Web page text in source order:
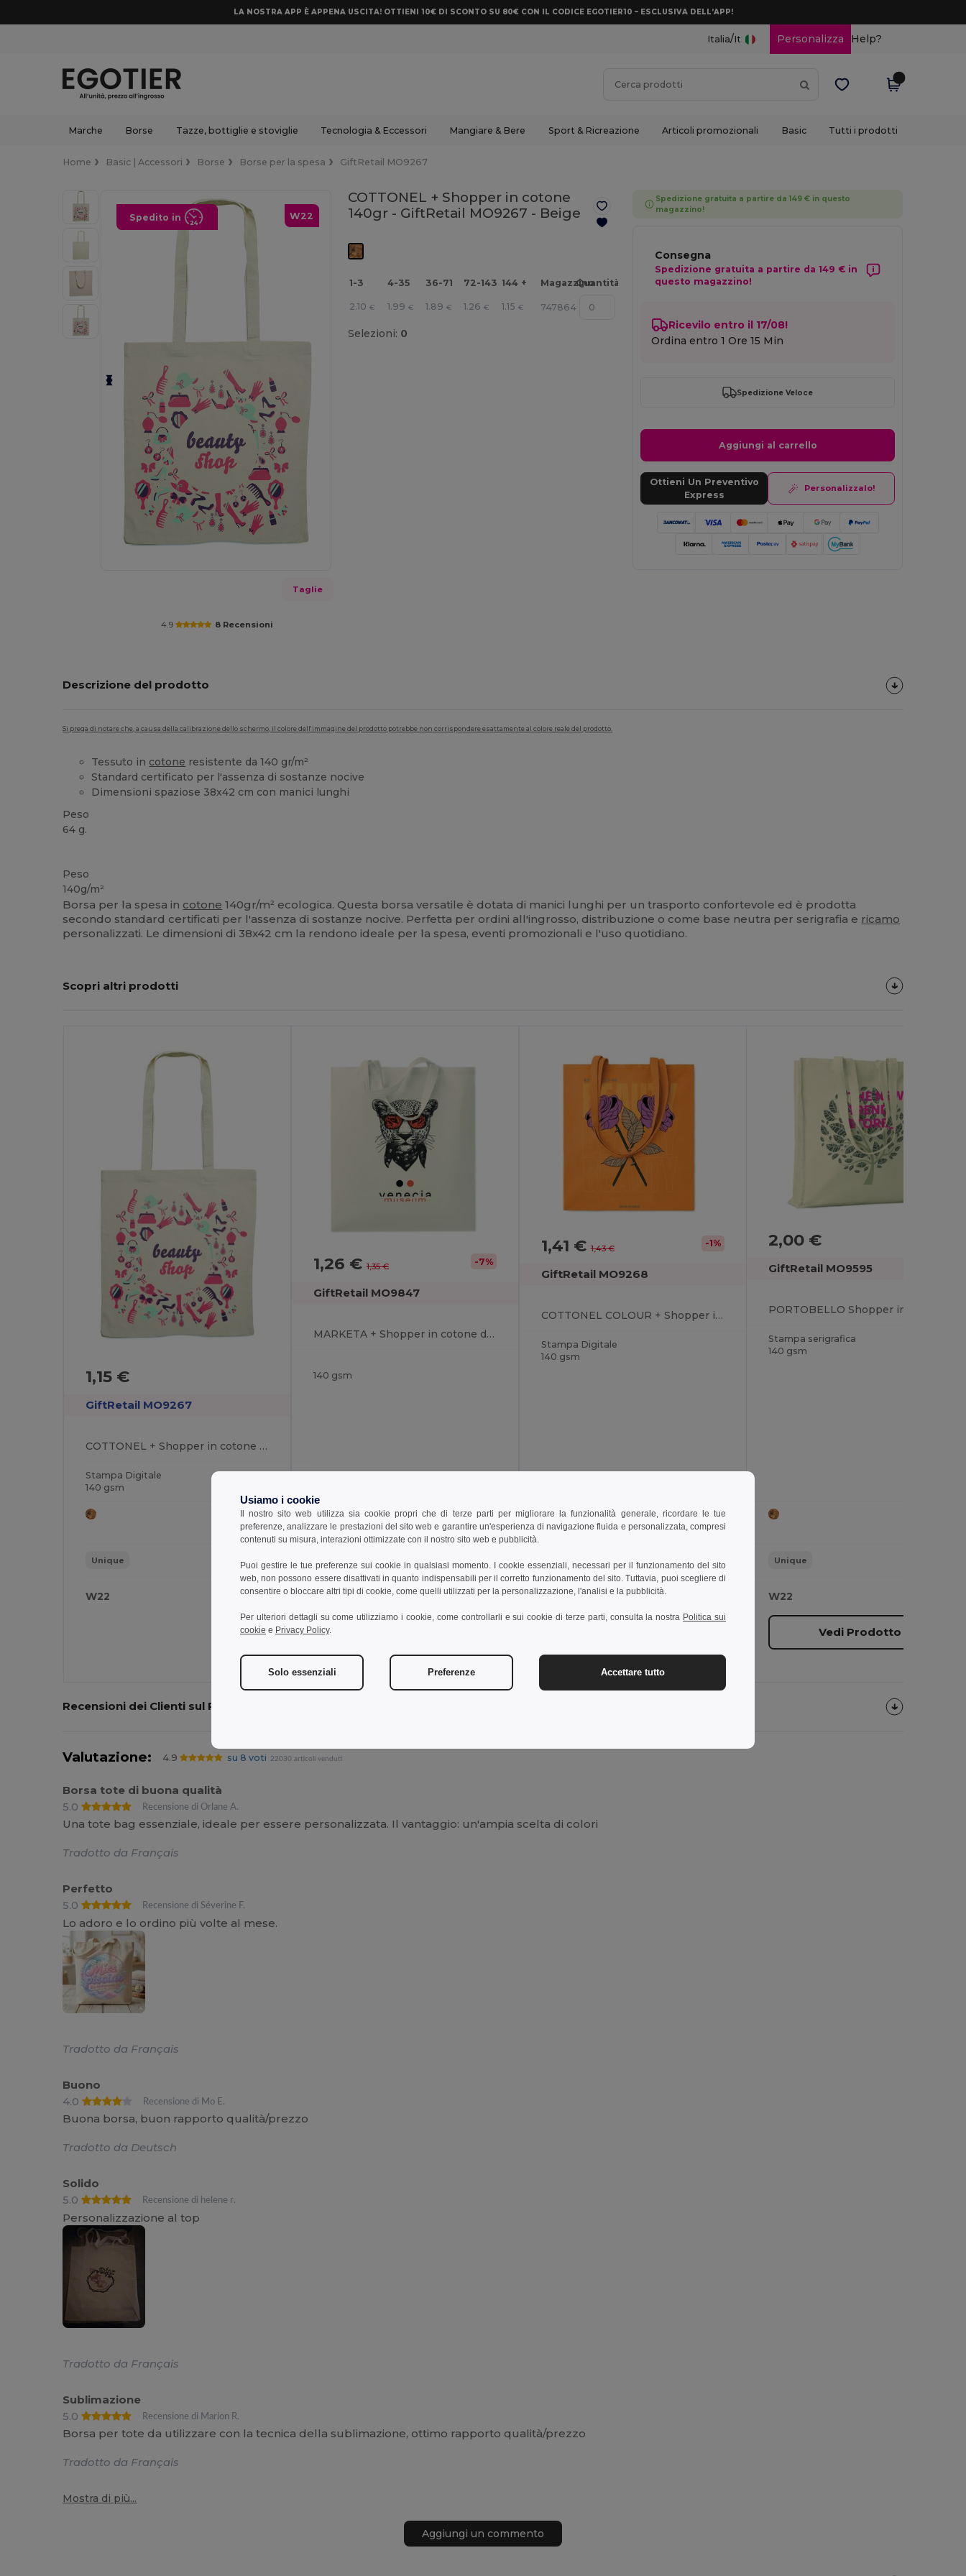
LA NOSTRA APP È APPENA USCITA! OTTIENI 10€ DI SCONTO SU 80€ CON IL CODICE EGOTIER10 – ESCLUSIVA DELL’APP!
Italia/It Personalizza Help?
Marche Borse Tazze, bottiglie e stoviglie Tecnologia & Eccessori Mangiare & Bere Sport & Ricreazione Articoli promozionali Basic Tutti i prodotti
Home Basic | Accessori Borse Borse per la spesa GiftRetail MO9267
W22
Spedito in
Taglie
4.9 8 Recensioni
COTTONEL + Shopper in cotone
140gr - GiftRetail MO9267 - Beige
1-3 4-35 36-71 72-143 144 + MagazzinoQuantità
2.10 € 1.99 € 1.89 € 1.26 € 1.15 € 747864
Selezioni: 0
Spedizione gratuita a partire da 149 € in questo
magazzino!
Consegna
Spedizione gratuita a partire da 149 € in
questo magazzino!
Ricevilo entro il 17/08!
Ordina entro1 Ore 15 Min
Spedizione Veloce
Aggiungi al carrello
Ottieni Un Preventivo
Express
Personalizzalo!
Descrizione del prodotto
Si prega di notare che, a causa della calibrazione dello schermo, il colore dell'immagine del prodotto potrebbe non corrispondere esattamente al colore reale del prodotto.
Tessuto in cotone resistente da 140 gr/m²
Standard certificato per l'assenza di sostanze nocive
Dimensioni spaziose 38x42 cm con manici lunghi
Peso
64 g.
Peso
140g/m²
Borsa per la spesa in cotone 140gr/m² ecologica. Questa borsa versatile è dotata di manici lunghi per un trasporto confortevole ed è prodotta
secondo standard certificati per l'assenza di sostanze nocive. Perfetta per ordini all'ingrosso, distribuzione o come base neutra per serigrafia e ricamo
personalizzati. Le dimensioni di 38x42 cm la rendono ideale per la spesa, eventi promozionali e l'uso quotidiano.
Scopri altri prodotti
1,15 €
GiftRetail MO9267
COTTONEL + Shopper in cotone 140gr
Stampa Digitale
140 gsm
Unique
W22
1,26 € 1,35 € -7%
GiftRetail MO9847
MARKETA + Shopper in cotone da 140gr
140 gsm
Unique
W22
1,41 €1,43 € -1%
GiftRetail MO9268
COTTONEL COLOUR + Shopper in cotone 140gr
Stampa Digitale
140 gsm
+15 Colori
Unique
W22
2,00 €
GiftRetail MO9595
Stampa serigrafica
140 gsm
Unique
W22
Vedi Prodotto
Recensioni dei Clienti sul Prodotto
Valutazione: 4.9 su 8 voti 22030 articoli venduti
Borsa tote di buona qualità
5.0
Recensione di Orlane A.
Una tote bag essenziale, ideale per essere personalizzata. Il vantaggio: un'ampia scelta di colori
Tradotto da Français
Perfetto
5.0
Recensione di Séverine F.
Lo adoro e lo ordino più volte al mese.
Tradotto da Français
Buono
4.0
Recensione di Mo E.
Buona borsa, buon rapporto qualità/prezzo
Tradotto da Deutsch
Solido
5.0
Recensione di helene r.
Personalizzazione al top
Tradotto da Français
Sublimazione
5.0
Recensione di Marion R.
Borsa per tote da utilizzare con la tecnica della sublimazione, ottimo rapporto qualità/prezzo
Tradotto da Français
Mostra di più...
Aggiungi un commento
Usiamo i cookie
Il nostro sito web utilizza sia cookie propri che di terze parti per migliorare la funzionalità generale, ricordare le tue
preferenze, analizzare le prestazioni del sito web e garantire un'esperienza di navigazione fluida e personalizzata, compresi
contenuti su misura, interazioni ottimizzate con il nostro sito web e pubblicità.
Puoi gestire le tue preferenze sui cookie in qualsiasi momento. I cookie essenziali, necessari per il funzionamento del sito
web, non possono essere disattivati in quanto indispensabili per il corretto funzionamento del sito. Tuttavia, puoi scegliere di
consentire o bloccare altri tipi di cookie, come quelli utilizzati per la personalizzazione, l'analisi e la pubblicità.
Per ulteriori dettagli su come utilizziamo i cookie, come controllarli e sui cookie di terze parti, consulta la nostra Politica sui
cookie e Privacy Policy.
Solo essenziali Preferenze Accettare tutto